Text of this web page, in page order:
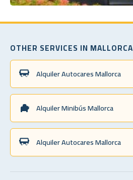
OTHER SERVICES IN MALLORCA
Alquiler Autocares Mallorca
Alquiler Minibús Mallorca
Alquiler Autocares Mallorca